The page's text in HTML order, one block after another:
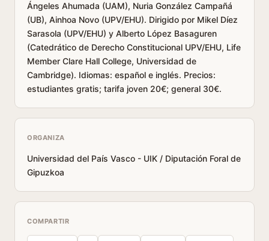
Ángeles Ahumada (UAM), Nuria González Campañá
(UB), Ainhoa Novo (UPV/EHU). Dirigido por Mikel Díez
Sarasola (UPV/EHU) y Alberto López Basaguren
(Catedrático de Derecho Constitucional UPV/EHU, Life
Member Clare Hall College, Universidad de
Cambridge). Idiomas: español e inglés. Precios:
estudiantes gratis; tarifa joven 20€; general 30€.
ORGANIZA
Universidad del País Vasco - UIK / Diputación Foral de
Gipuzkoa
COMPARTIR